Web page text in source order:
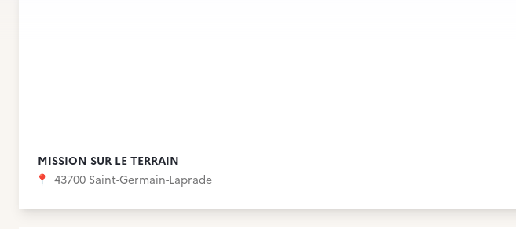
MISSION SUR LE TERRAIN
📍 43700 Saint-Germain-Laprade